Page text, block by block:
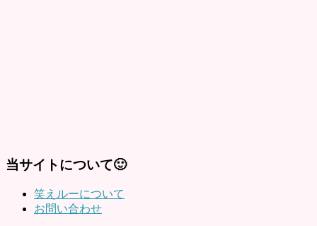
当サイトについて🙂
笑えルーについて
お問い合わせ